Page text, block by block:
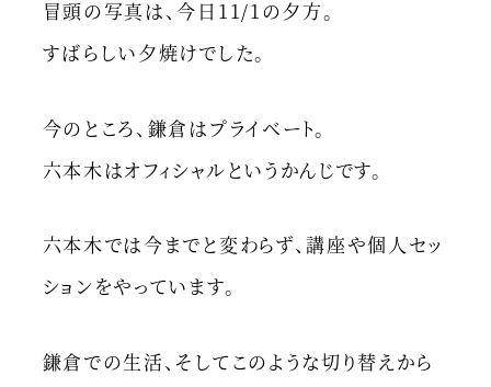
冒頭の写真は、今日11/1の夕方。
すばらしい夕焼けでした。
今のところ、鎌倉はプライベート。
六本木はオフィシャルというかんじです。
六本木では今までと変わらず、講座や個人セッ
ションをやっています。
鎌倉での生活、そしてこのような切り替えから